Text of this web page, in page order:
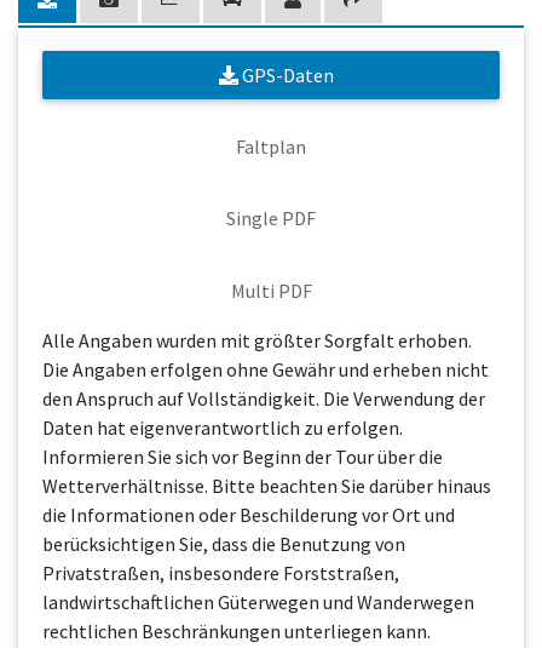
GPS-Daten
Faltplan
Single PDF
Multi PDF
Alle Angaben wurden mit größter Sorgfalt erhoben.
Die Angaben erfolgen ohne Gewähr und erheben nicht
den Anspruch auf Vollständigkeit. Die Verwendung der
Daten hat eigenverantwortlich zu erfolgen.
Informieren Sie sich vor Beginn der Tour über die
Wetterverhältnisse. Bitte beachten Sie darüber hinaus
die Informationen oder Beschilderung vor Ort und
berücksichtigen Sie, dass die Benutzung von
Privatstraßen, insbesondere Forststraßen,
landwirtschaftlichen Güterwegen und Wanderwegen
rechtlichen Beschränkungen unterliegen kann.